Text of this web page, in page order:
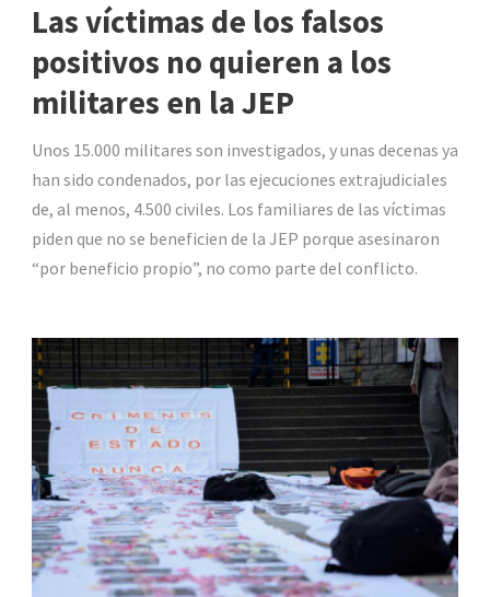
Las víctimas de los falsos
positivos no quieren a los
militares en la JEP
Unos 15.000 militares son investigados, y unas decenas ya
han sido condenados, por las ejecuciones extrajudiciales
de, al menos, 4.500 civiles. Los familiares de las víctimas
piden que no se beneficien de la JEP porque asesinaron
“por beneficio propio”, no como parte del conflicto.